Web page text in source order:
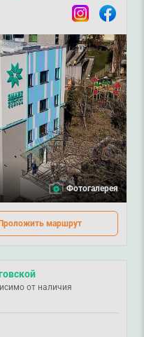
InstagramFacebook
Фотогалерея
маршрут
от наличия